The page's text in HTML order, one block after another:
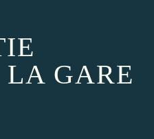
LA GARE